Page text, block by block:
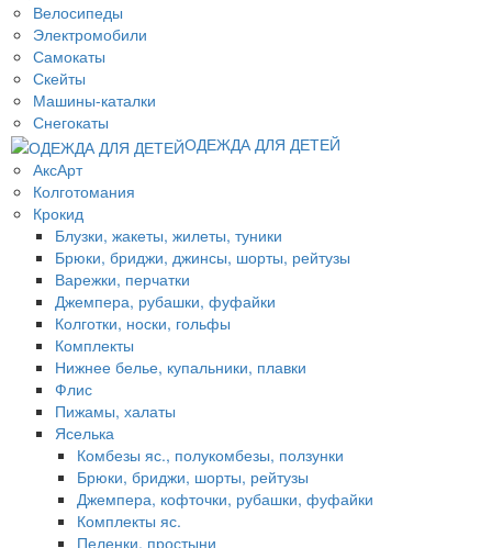
Велосипеды
Электромобили
Самокаты
Скейты
Машины-каталки
Снегокаты
ОДЕЖДА ДЛЯ ДЕТЕЙ
АксАрт
Колготомания
Крокид
Блузки, жакеты, жилеты, туники
Брюки, бриджи, джинсы, шорты, рейтузы
Варежки, перчатки
Джемпера, рубашки, фуфайки
Колготки, носки, гольфы
Комплекты
Нижнее белье, купальники, плавки
Флис
Пижамы, халаты
Яселька
Комбезы яс., полукомбезы, ползунки
Брюки, бриджи, шорты, рейтузы
Джемпера, кофточки, рубашки, фуфайки
Комплекты яс.
Пеленки, простыни